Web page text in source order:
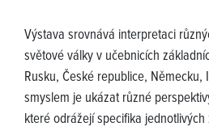
Výstava srovnává interpretaci
světové války v učebnicích
Rusku, České republice, Německu,
smyslem je ukázat různé
které odrážejí specifika